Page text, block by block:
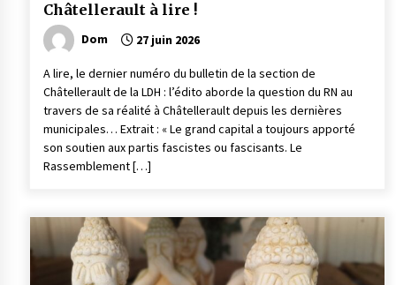
Châtellerault à lire !
Dom 27 juin 2026
A lire, le dernier numéro du bulletin de la section de
Châtellerault de la LDH : l’édito aborde la question du RN au
travers de sa réalité à Châtellerault depuis les dernières
municipales… Extrait : « Le grand capital a toujours apporté
son soutien aux partis fascistes ou fascisants. Le
Rassemblement […]